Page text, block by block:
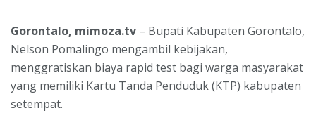
Gorontalo, mimoza.tv – Bupati Kabupaten Gorontalo,
Nelson Pomalingo mengambil kebijakan,
menggratiskan biaya rapid test bagi warga masyarakat
yang memiliki Kartu Tanda Penduduk (KTP) kabupaten
setempat.